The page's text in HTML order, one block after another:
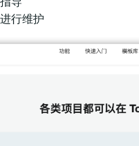
行维护